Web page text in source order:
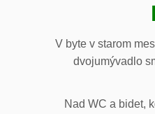
V byte v starom
dvojumývadlo
Nad WC a bidet,